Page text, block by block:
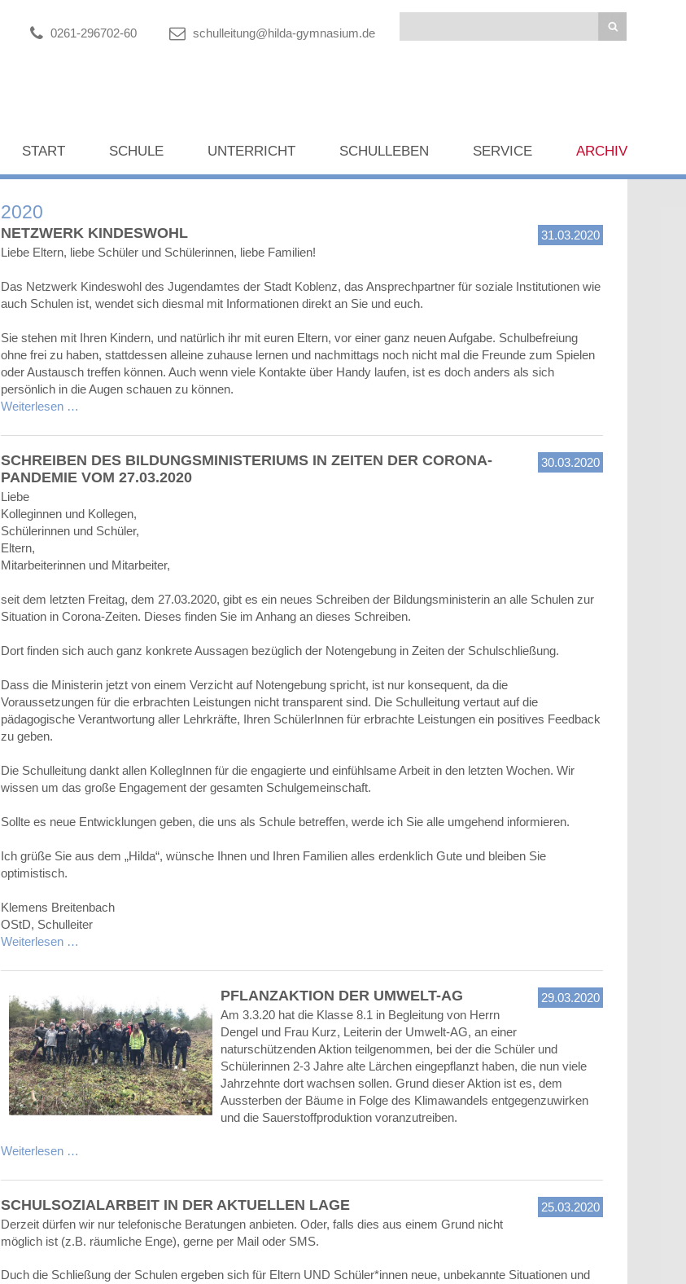
0261-296702-60 schulleitung@hilda-gymnasium.de
START SCHULE UNTERRICHT SCHULLEBEN SERVICE ARCHIV
2020
31.03.2020
NETZWERK KINDESWOHL
Liebe Eltern, liebe Schüler und Schülerinnen, liebe Familien!
Das Netzwerk Kindeswohl des Jugendamtes der Stadt Koblenz, das Ansprechpartner für soziale Institutionen wie
auch Schulen ist, wendet sich diesmal mit Informationen direkt an Sie und euch.
Sie stehen mit Ihren Kindern, und natürlich ihr mit euren Eltern, vor einer ganz neuen Aufgabe. Schulbefreiung
ohne frei zu haben, stattdessen alleine zuhause lernen und nachmittags noch nicht mal die Freunde zum Spielen
oder Austausch treffen können. Auch wenn viele Kontakte über Handy laufen, ist es doch anders als sich
persönlich in die Augen schauen zu können.
Weiterlesen …
30.03.2020
SCHREIBEN DES BILDUNGSMINISTERIUMS IN ZEITEN DER CORONA-
PANDEMIE VOM 27.03.2020
Liebe
Kolleginnen und Kollegen,
Schülerinnen und Schüler,
Eltern,
Mitarbeiterinnen und Mitarbeiter,
seit dem letzten Freitag, dem 27.03.2020, gibt es ein neues Schreiben der Bildungsministerin an alle Schulen zur
Situation in Corona-Zeiten. Dieses finden Sie im Anhang an dieses Schreiben.
Dort finden sich auch ganz konkrete Aussagen bezüglich der Notengebung in Zeiten der Schulschließung.
Dass die Ministerin jetzt von einem Verzicht auf Notengebung spricht, ist nur konsequent, da die
Voraussetzungen für die erbrachten Leistungen nicht transparent sind. Die Schulleitung vertaut auf die
pädagogische Verantwortung aller Lehrkräfte, Ihren SchülerInnen für erbrachte Leistungen ein positives Feedback
zu geben.
Die Schulleitung dankt allen KollegInnen für die engagierte und einfühlsame Arbeit in den letzten Wochen. Wir
wissen um das große Engagement der gesamten Schulgemeinschaft.
Sollte es neue Entwicklungen geben, die uns als Schule betreffen, werde ich Sie alle umgehend informieren.
Ich grüße Sie aus dem „Hilda“, wünsche Ihnen und Ihren Familien alles erdenklich Gute und bleiben Sie
optimistisch.
Klemens Breitenbach
OStD, Schulleiter
Weiterlesen …
29.03.2020
PFLANZAKTION DER UMWELT-AG
Am 3.3.20 hat die Klasse 8.1 in Begleitung von Herrn
Dengel und Frau Kurz, Leiterin der Umwelt-AG, an einer
naturschützenden Aktion teilgenommen, bei der die Schüler und
Schülerinnen 2-3 Jahre alte Lärchen eingepflanzt haben, die nun viele
Jahrzehnte dort wachsen sollen. Grund dieser Aktion ist es, dem
Aussterben der Bäume in Folge des Klimawandels entgegenzuwirken
und die Sauerstoffproduktion voranzutreiben.
Weiterlesen …
25.03.2020
SCHULSOZIALARBEIT IN DER AKTUELLEN LAGE
Derzeit dürfen wir nur telefonische Beratungen anbieten. Oder, falls dies aus einem Grund nicht
möglich ist (z.B. räumliche Enge), gerne per Mail oder SMS.
Duch die Schließung der Schulen ergeben sich für Eltern UND Schüler*innen neue, unbekannte Situationen und